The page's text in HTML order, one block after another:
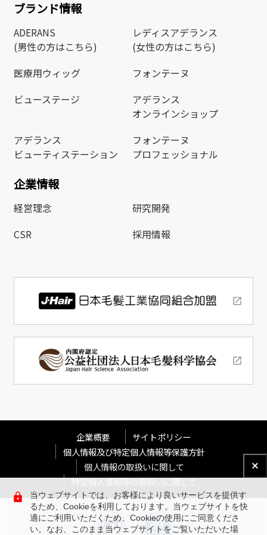
ブランド情報
ADERANS
(男性の方はこちら)
レディスアデランス
(女性の方はこちら)
医療用ウィッグ
フォンテーヌ
ビューステージ
アデランス
オンラインショップ
アデランス
ビューティステーション
フォンテーヌ
プロフェッショナル
企業情報
経営理念
研究開発
CSR
採用情報
企業概要
サイトポリシー
個人情報及び特定個人情報等保護方針
個人情報の取扱いに関して
特定個人情報等の取扱いに関して
当ウェブサイトでは、お客様により良いサービスを提供す
るため、Cookieを利用しております。当ウェブサイトを快
適にご利用いただくため、Cookieの使用にご同意くださ
い。なお、このまま当ウェブサイトをご覧いただいた場